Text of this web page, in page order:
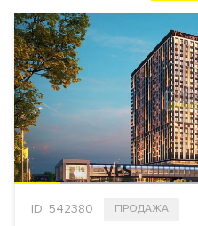
ID: 542380 ПРОДАЖА